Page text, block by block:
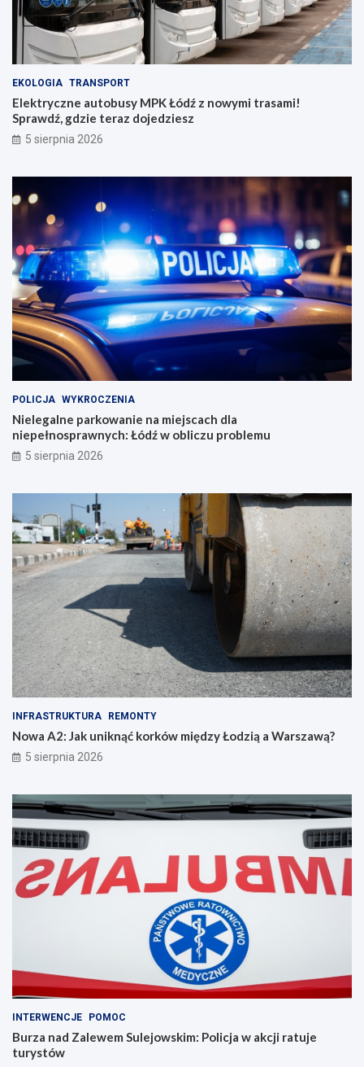
EKOLOGIA TRANSPORT
Elektryczne autobusy MPK Łódź z nowymi trasami!
Sprawdź, gdzie teraz dojedziesz
5 sierpnia 2026
POLICJA WYKROCZENIA
Nielegalne parkowanie na miejscach dla
niepełnosprawnych: Łódź w obliczu problemu
5 sierpnia 2026
INFRASTRUKTURA REMONTY
Nowa A2: Jak uniknąć korków między Łodzią a Warszawą?
5 sierpnia 2026
INTERWENCJE POMOC
Burza nad Zalewem Sulejowskim: Policja w akcji ratuje
turystów